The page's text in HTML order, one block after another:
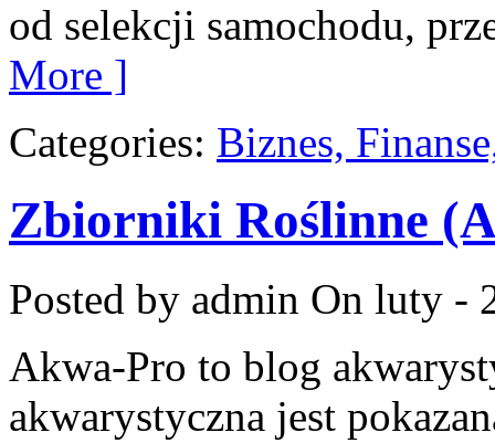
od selekcji samochodu,
More ]
Categories: Biznes,
Zbiorniki Roślinne
Posted by admin On luty -
Akwa-Pro to blog
akwarystyczna jest